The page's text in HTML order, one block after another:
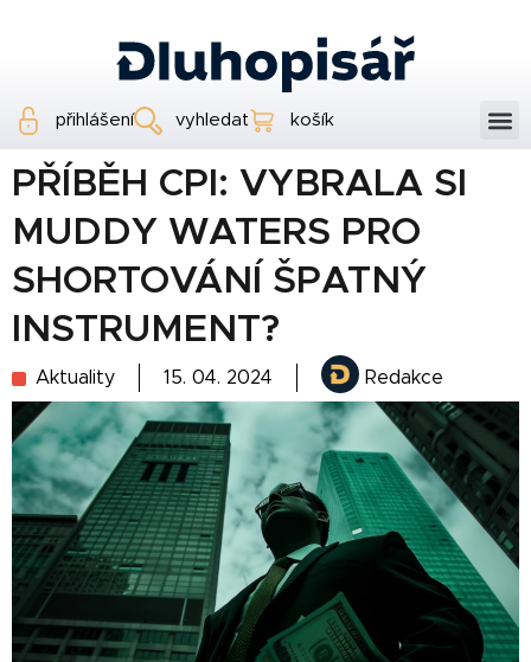
přihlášení vyhledat košík
PŘÍBĚH CPI: VYBRALA SI
MUDDY WATERS PRO
SHORTOVÁNÍ ŠPATNÝ
INSTRUMENT?
Aktuality 15. 04. 2024 Redakce